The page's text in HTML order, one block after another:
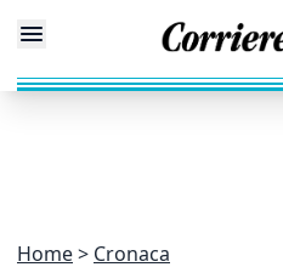
Home Cronaca